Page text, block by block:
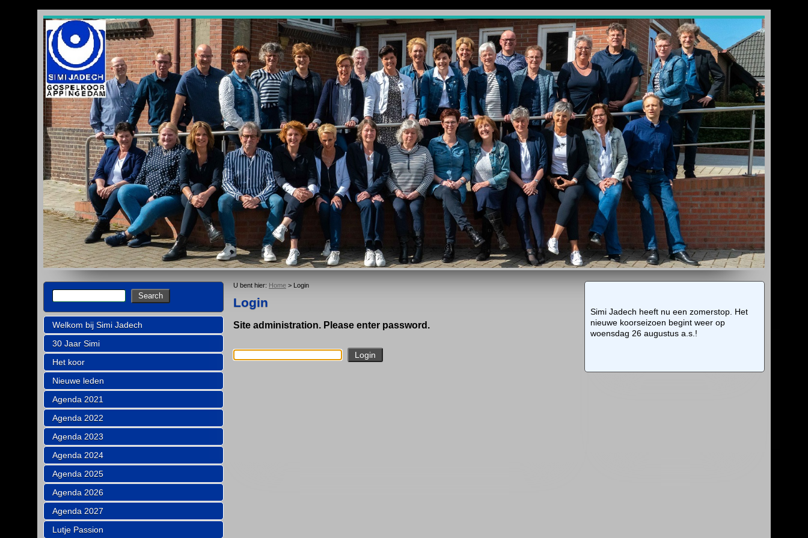
Welkom bij Simi Jadech
30 Jaar Simi
Het koor
Nieuwe leden
Agenda 2021
Agenda 2022
Agenda 2023
Agenda 2024
Agenda 2025
Agenda 2026
Agenda 2027
Lutje Passion
U bent hier: Home > Login
Login
Site administration. Please enter password.
Simi Jadech heeft nu een zomerstop. Het
nieuwe koorseizoen begint weer op
woensdag 26 augustus a.s.!